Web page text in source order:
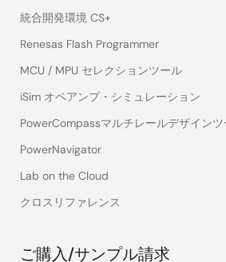
統合開発環境 CS+
Renesas Flash Programmer
MCU / MPU セレクションツール
iSim オペアンプ・シミュレーション
PowerCompassマルチレールデザイン
PowerNavigator
Lab on the Cloud
クロスリファレンス
ご購入/サンプル請求